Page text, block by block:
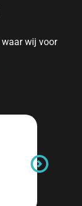
waar wij voor